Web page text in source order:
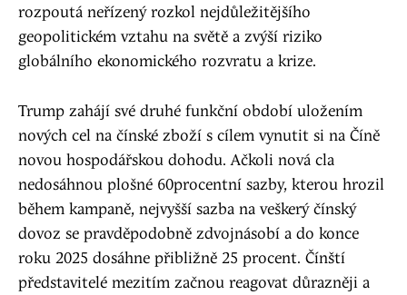
rozpoutá neřízený rozkol nejdůležitějšího
geopolitickém vztahu na světě a zvýší riziko
globálního ekonomického rozvratu a krize.
Trump zahájí své druhé funkční období uložením
nových cel na čínské zboží s cílem vynutit si na Číně
novou hospodářskou dohodu. Ačkoli nová cla
nedosáhnou plošné 60procentní sazby, kterou hrozil
během kampaně, nejvyšší sazba na veškerý čínský
dovoz se pravděpodobně zdvojnásobí a do konce
roku 2025 dosáhne přibližně 25 procent. Čínští
představitelé mezitím začnou reagovat důrazněji a